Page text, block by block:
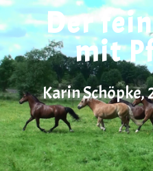
Der
mit
Karin Schöpke,